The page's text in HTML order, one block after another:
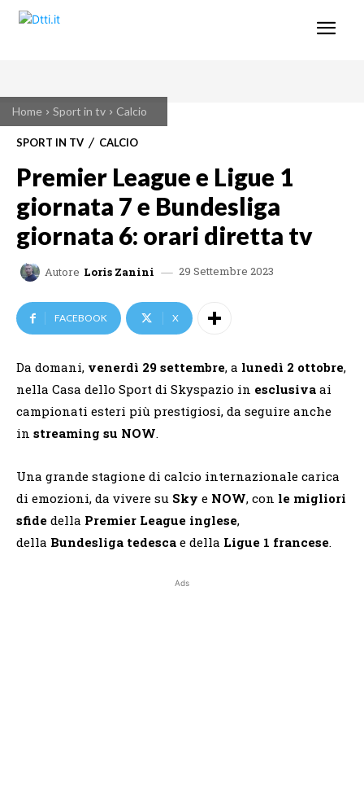
Home Sport in tv Calcio
SPORT IN TV CALCIO
Premier League e Ligue 1
giornata 7 e Bundesliga
giornata 6: orari diretta tv
Autore Loris Zanini 29 Settembre 2023
FACEBOOK X
Da domani, venerdì 29 settembre, a lunedì 2 ottobre,
nella Casa dello Sport di Skyspazio in esclusiva ai
campionati esteri più prestigiosi, da seguire anche
in streaming su NOW.
Una grande stagione di calcio internazionale carica
di emozioni, da vivere su Sky e NOW, con le migliori
sfide della Premier League inglese,
della Bundesliga tedesca e della Ligue 1 francese.
Ads